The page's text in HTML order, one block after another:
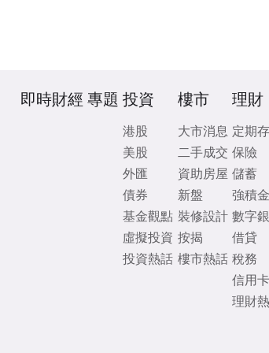
即時財經 專題 投資
港股
美股
外匯
債券
基金觀點
虛擬投資
投資熱話
樓市
大市消息
二手成交
資助房屋
新盤
裝修設計
按揭
樓市熱話
理財
定期
保險
儲蓄
強積金
數字
借貸
稅務
信用卡
理財